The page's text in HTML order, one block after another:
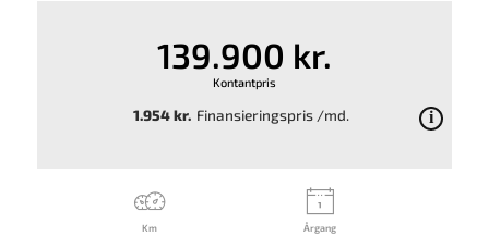
139.900 kr.
Kontantpris
1.954 kr. Finansieringspris /md.
Km Årgang